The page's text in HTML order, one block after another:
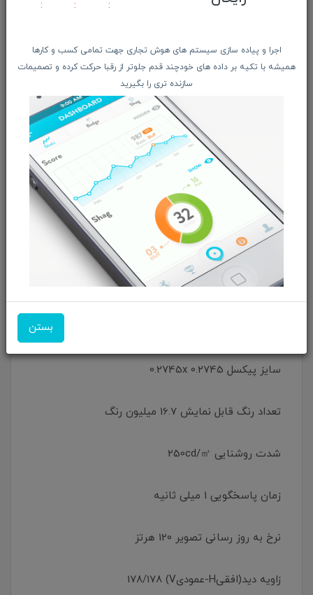
اجرا و پیاده سازی سیستم های هوش تجاری جهت تمامی کسب و کارها
همیشه با تکیه بر داده های خودچند قدم جلوتر از رقبا حرکت کرده و تصمیمات
سازنده تری را بگیرید
بستن
سایز صفحه نمایش 23.8 اینچ
دقت تصویر 1920x1080 پیکسل
کیفیت تصویر FULL HD
نسبت تصویر 16:9
سایز پیکسل 0.2745x 0.2745
تعداد رنگ قابل نمایش 16.7 میلیون رنگ
شدت روشنایی 250cd/㎡
زمان پاسخگویی 1 میلی ثانیه
نرخ به روز رسانی تصویر 120 هرتز
زاویه دید(افقیH-عمودیV) 178/178